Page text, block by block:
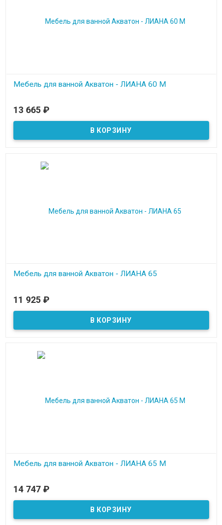
Мебель для ванной Акватон - ЛИАНА 60 М
13 665 ₽
Мебель для ванной Акватон - ЛИАНА 65
11 925 ₽
Мебель для ванной Акватон - ЛИАНА 65 М
14 747 ₽